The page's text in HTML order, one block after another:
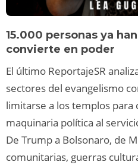
15.000 personas ya
convierte en poder
El último ReportajeSR
sectores del evangelismo
limitarse a los templos para
maquinaria política al
De Trump a Bolsonaro, de
comunitarias, guerras